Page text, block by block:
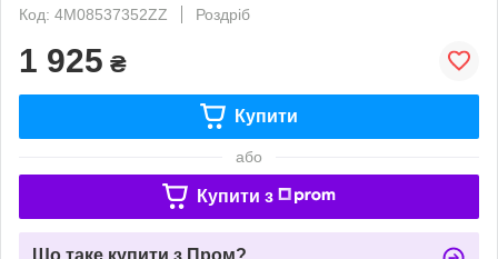
Код: 4M08537352ZZ
Роздріб
1 925 ₴
Купити
або
Купити з
Що таке купити з Пром?